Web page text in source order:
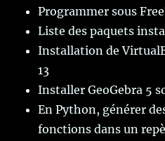
Programmer sous
Liste des paquets
Installation de
13
Installer GeoGebra 5
En Python, générer
fonctions dans un